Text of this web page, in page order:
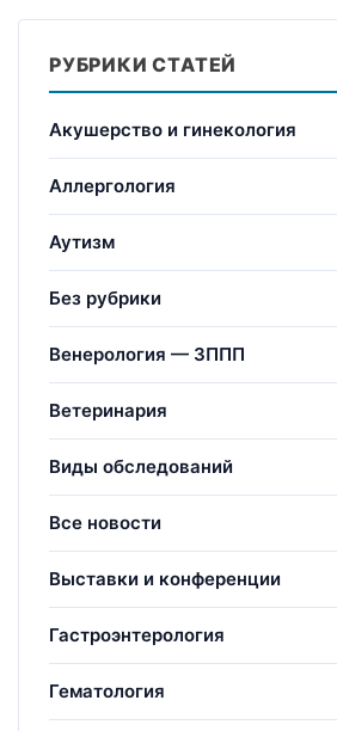
РУБРИКИ СТАТЕЙ
Акушерство и гинекология
Аллергология
Аутизм
Без рубрики
Венерология — ЗППП
Ветеринария
Виды обследований
Все новости
Выставки и конференции
Гастроэнтерология
Гематология